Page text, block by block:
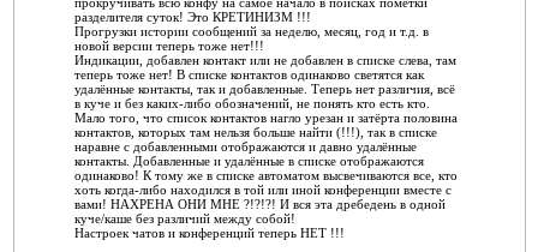
разделителя суток! Это КРЕТИНИЗМ !!!
Прогрузки истории сообщений за неделю, месяц, год и т.д. в
новой версии теперь тоже нет!!!
Индикации, добавлен контакт или не добавлен в списке слева, там
теперь тоже нет! В списке контактов одинаково светятся как
удалённые контакты, так и добавленные. Теперь нет различия, всё
в куче и без каких-либо обозначений, не понять кто есть кто.
Мало того, что список контактов нагло урезан и затёрта половина
контактов, которых там нельзя больше найти (!!!), так в списке
наравне с добавленными отображаются и давно удалённые
контакты. Добавленные и удалённые в списке отображаются
одинаково! К тому же в списке автоматом высвечиваются все, кто
хоть когда-либо находился в той или иной конференции вместе с
вами! НАХРЕНА ОНИ МНЕ ?!?!?! И вся эта дребедень в одной
куче/каше без различий между собой!
Настроек чатов и конференций теперь НЕТ !!!